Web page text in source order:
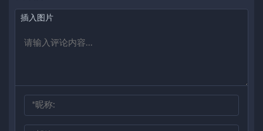
插入图片